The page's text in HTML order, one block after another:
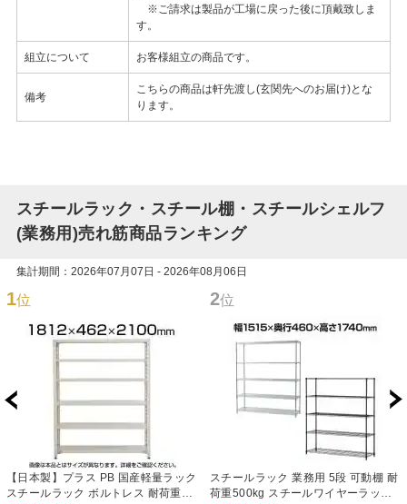
※ご請求は製品が工場に戻った後に頂戴致しま
す。
組立について お客様組立の商品です。
備考
こちらの商品は軒先渡し(玄関先へのお届け)とな
ります。
スチールラック・スチール棚・スチールシェルフ
(業務用)売れ筋商品ランキング
集計期間：2026年07月07日 - 2026年08月06日
1位
【日本製】プラス PB 国産軽量ラック
スチールラック ボルトレス 耐荷重
2位
スチールラック 業務用 5段 可動棚 耐
荷重500kg スチールワイヤーラック